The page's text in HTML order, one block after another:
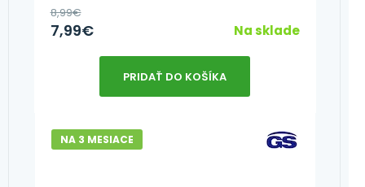
8,99€
7,99€ Na sklade
PRIDAŤ DO KOŠÍKA
NA 3 MESIACE